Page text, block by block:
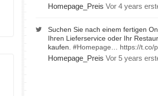
Homepage_Preis Vor 4 years
Suchen Sie nach einem fertigen
Ihren Lieferservice oder Ihr
kaufen. #Homepage https://t.co/
Homepage_Preis Vor 5 years